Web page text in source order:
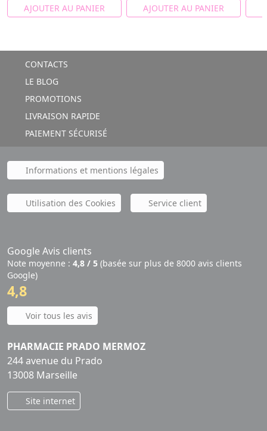
AJOUTER AU PANIER AJOUTER AU PANIER
CONTACTS
LE BLOG
PROMOTIONS
LIVRAISON RAPIDE
PAIEMENT SÉCURISÉ
Informations et mentions légales
Utilisation des Cookies Service client
Google Avis clients
Note moyenne : 4,8 / 5 (basée sur plus de 8000 avis clients
Google)
4,8
Voir tous les avis
PHARMACIE PRADO MERMOZ
244 avenue du Prado
13008 Marseille
Site internet